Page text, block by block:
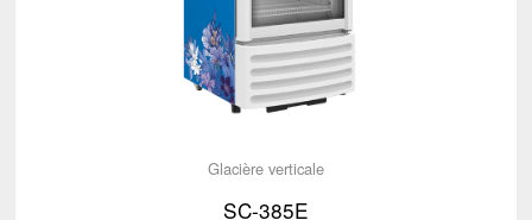
Glacière verticale
SC-385E